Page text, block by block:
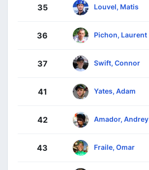
35 Louvel, Matis
36 Pichon, Laurent
37 Swift, Connor
41 Yates, Adam
42 Amador, Andrey
43 Fraile, Omar